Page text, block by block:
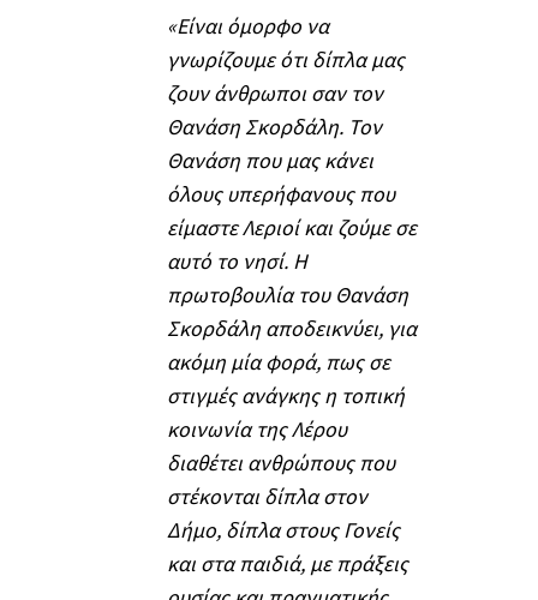
«Είναι όμορφο να
γνωρίζουμε ότι δίπλα μας
ζουν άνθρωποι σαν τον
Θανάση Σκορδάλη. Τον
Θανάση που μας κάνει
όλους υπερήφανους που
είμαστε Λεριοί και ζούμε σε
αυτό το νησί. Η
πρωτοβουλία του Θανάση
Σκορδάλη αποδεικνύει, για
ακόμη μία φορά, πως σε
στιγμές ανάγκης η τοπική
κοινωνία της Λέρου
διαθέτει ανθρώπους που
στέκονται δίπλα στον
Δήμο, δίπλα στους Γονείς
και στα παιδιά, με πράξεις